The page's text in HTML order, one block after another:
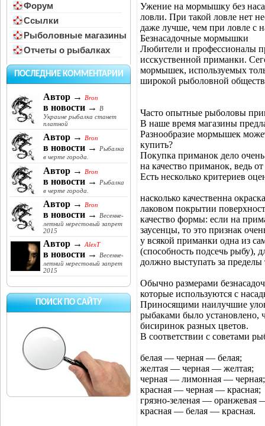
Форум
Ссылки
Рыболовные магазины
Отчеты о рыбалках
ПОСЛЕДНИЕ КОММЕНТАРИИ
Автор → Bron
в новости →
В
Украине рыбалка станет
платной
Автор → Bron
в новости →
Рыбалка
в черте города.
Автор → Bron
в новости →
Рыбалка
в черте города.
Автор → Bron
в новости →
Весенне-
летний нерестовый запрет
2015
Автор → AlexT
в новости →
Весенне-
летний нерестовый запрет
2015
ПОИСК ПО САЙТУ
Ужение на мормышку без
ловли. При такой ловле нет
даже лучше, чем при ловле с
Безнасадочные мормышки
Любители и профессионалы
исскуственной приманки.
мормышек, используемых
широкой рыболовной
Часто опытные рыболовы
В наше время магазины
Разнообразие мормышек
купить?
Покупка приманок дело
на качество приманок, ведь
Есть несколько критериев
насколько качественна
лаковом покрытии
качество формы: если на
заусенцы, то это признак
у всякой приманки одна из
(способность подсечь рыбу),
должно выступать за
Обычно размерами
которые используются с
Приносящими наилучшие
рыбаками было установлено,
бисиринок разных цветов.
В соответствии с советами
белая — черная — белая;
желтая — черная — желтая;
черная — лимонная — черная;
красная — черная — красная;
грязно-зеленая — оранжевая
красная — белая — красная.